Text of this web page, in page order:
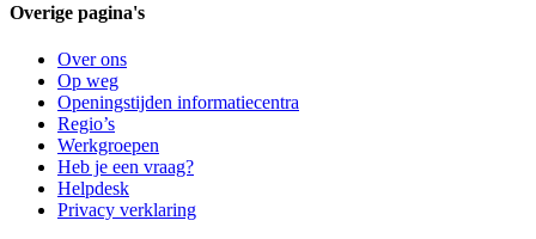
Overige pagina's
Over ons
Op weg
Openingstijden informatiecentra
Regio’s
Werkgroepen
Heb je een vraag?
Helpdesk
Privacy verklaring